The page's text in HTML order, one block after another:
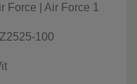
Force |Air Force 1
100